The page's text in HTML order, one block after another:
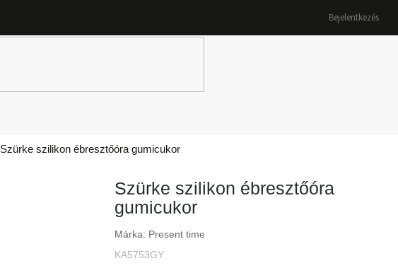
Bejelentkezés
Szürke szilikon ébresztőóra gumicukor
Szürke szilikon ébresztőóra
gumicukor
Márka: Present time
KA5753GY